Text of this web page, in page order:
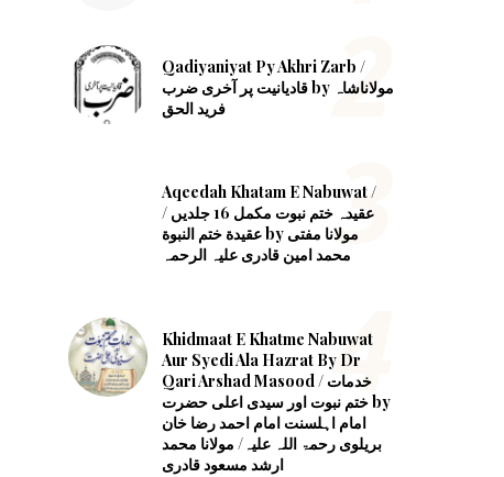
Qadiyaniyat Py Akhri Zarb /
قادیانیت پر آخری ضرب by مولاناشاہ
فرید الحق
Aqeedah Khatam E Nabuwat /
عقیدہ ختم نبوت مکمل 16 جلدیں /
عقیدة ختم النبوة by مولانا مفتی
محمد امین قادری علیہ الرحمہ
Khidmaat E Khatme Nabuwat
Aur Syedi Ala Hazrat By Dr
Qari Arshad Masood / خدمات
ختم نبوت اور سیدی اعلی حضرت by
امام اہلسنت امام احمد رضا خان
بریلوی رحمۃ اللہ علیہ/ مولانا محمد
ارشد مسعود قادری